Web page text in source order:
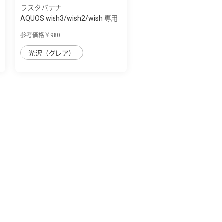
ラスタバナナ
AQUOS wish3/wish2/wish 専用
参考価格￥980
光沢（グレア）